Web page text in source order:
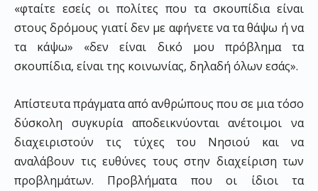
«φταίτε εσείς οι πολίτες που τα σκουπίδια είναι
στους δρόμους γιατί δεν με αφήνετε να τα θάψω ή να
τα κάψω» «δεν είναι δικό μου πρόβλημα τα
σκουπίδια, είναι της κοινωνίας, δηλαδή όλων εσάς».
Απίστευτα πράγματα από ανθρώπους που σε μια τόσο
δύσκολη συγκυρία αποδεικνύονται ανέτοιμοι να
διαχειριστούν τις τύχες του Νησιού και να
αναλάβουν τις ευθύνες τους στην διαχείριση των
προβλημάτων. Προβλήματα που οι ίδιοι τα